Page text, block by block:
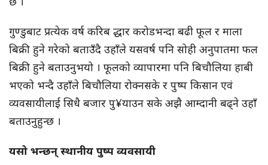
गुण्डुबाट प्रत्येक वर्ष करिब द्धार करोडभन्दा बढी फूल र माला
बिक्री हुने गरेको बताउँदै उहाँले यसवर्ष पनि सोही अनुपातमा फल
बिक्री हुने बताउनुभयो । फूलको व्यापारमा पनि बिचौलिया हाबी
भएको भन्दै उहाँले बिचौलिया रोक्नसके र पुष्प किसान एवं
व्यवसायीलाई सिधै बजार पु¥याउन सके अझै आम्दानी बढ्ने उहाँ
बताउनुहुन्छ ।
यसो भन्छन् स्थानीय पुष्प व्यवसायी